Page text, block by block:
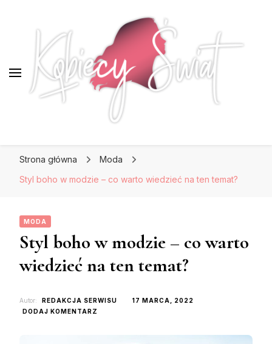
KobiecySwiat.pl
Prawdziwa strona dla Pań, które lubią być na
czasie z modą i najnowszymi trendami.
Strona główna
Moda
Styl boho w modzie – co warto wiedzieć na ten temat?
MODA
Styl boho w modzie – co warto
wiedzieć na ten temat?
Autor: REDAKCJA SERWISU
17 MARCA, 2022
DODAJ KOMENTARZ